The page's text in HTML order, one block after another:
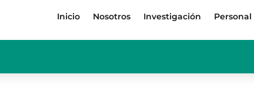
Inicio Nosotros Investigación Personal